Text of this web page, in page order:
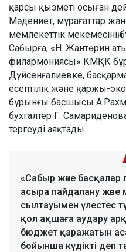
қарсы қызметі осыған
Мәдениет, мұрағаттар
мемлекеттік
Сабырға, «Н. Жантөрин
филармониясы» КМҚК
Дүйсенғалиевке,
есептілік және қаржы-
бұрынғы басшысы
бухгалтер Г.
тергеуді аяқтады.
«Сабыр және басқалар
асыра пайдалану және
сылтауымен үлестес
қол ақшаға аудару
бюджет қаражатын
бойынша күдікті